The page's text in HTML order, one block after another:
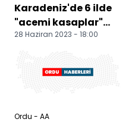
Karadeniz'de 6 ilde
"acemi kasaplar"
hastanelik oldu
28 Haziran 2023 - 18:00
Ordu - AA